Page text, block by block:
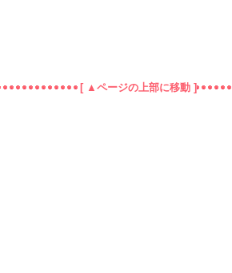
[ ▲ページの上部に移動 ]